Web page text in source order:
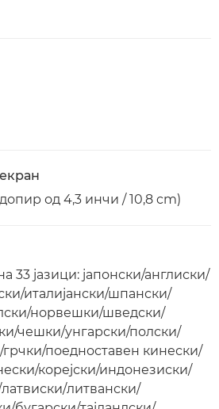
допир од 4,3 инчи / 10,8 cm)
33 јазици: јапонски/англиски/
италијански/шпански/
норвешки/шведски/
чешки/унгарски/полски/
поедноставен кинески/
корејски/индонезиски/
литвански/